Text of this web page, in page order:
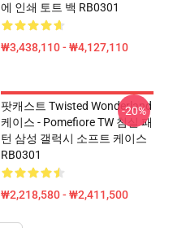
에 인쇄 토트 백 RB0301
₩3,438,110 - ₩4,127,110
팟캐스트 Twisted Wonderland
케이스 - Pomefiore TW 침실 패
턴 삼성 갤럭시 소프트 케이스
RB0301
₩2,218,580 - ₩2,411,500
-20%